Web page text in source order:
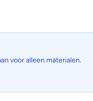
voor alleen materialen.